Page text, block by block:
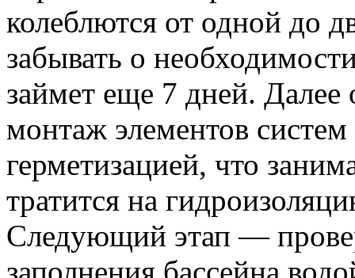
колеблются от одной до
забывать о
займет еще 7 дней. Далее
монтаж элементов
герметизацией, что
тратится на
Следующий этап —
заполнения бассейна